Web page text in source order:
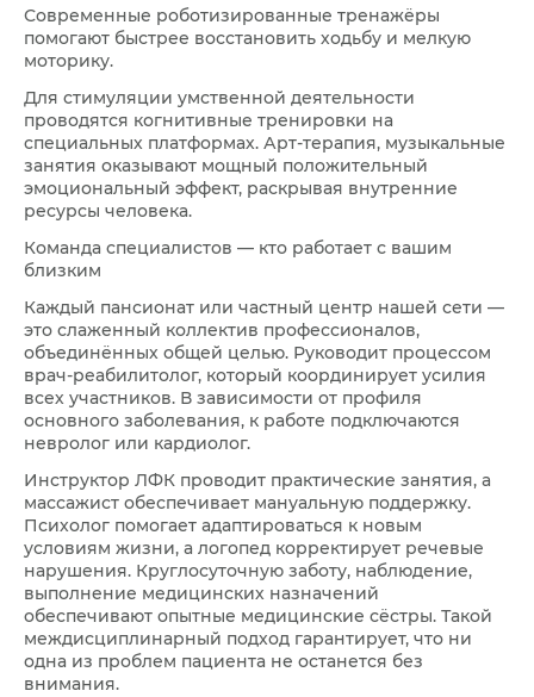
Современные роботизированные тренажёры
помогают быстрее восстановить ходьбу и мелкую
моторику.
Для стимуляции умственной деятельности
проводятся когнитивные тренировки на
специальных платформах. Арт-терапия, музыкальные
занятия оказывают мощный положительный
эмоциональный эффект, раскрывая внутренние
ресурсы человека.
Команда специалистов — кто работает с вашим
близким
Каждый пансионат или частный центр нашей сети —
это слаженный коллектив профессионалов,
объединённых общей целью. Руководит процессом
врач-реабилитолог, который координирует усилия
всех участников. В зависимости от профиля
основного заболевания, к работе подключаются
невролог или кардиолог.
Инструктор ЛФК проводит практические занятия, а
массажист обеспечивает мануальную поддержку.
Психолог помогает адаптироваться к новым
условиям жизни, а логопед корректирует речевые
нарушения. Круглосуточную заботу, наблюдение,
выполнение медицинских назначений
обеспечивают опытные медицинские сёстры. Такой
междисциплинарный подход гарантирует, что ни
одна из проблем пациента не останется без
внимания.